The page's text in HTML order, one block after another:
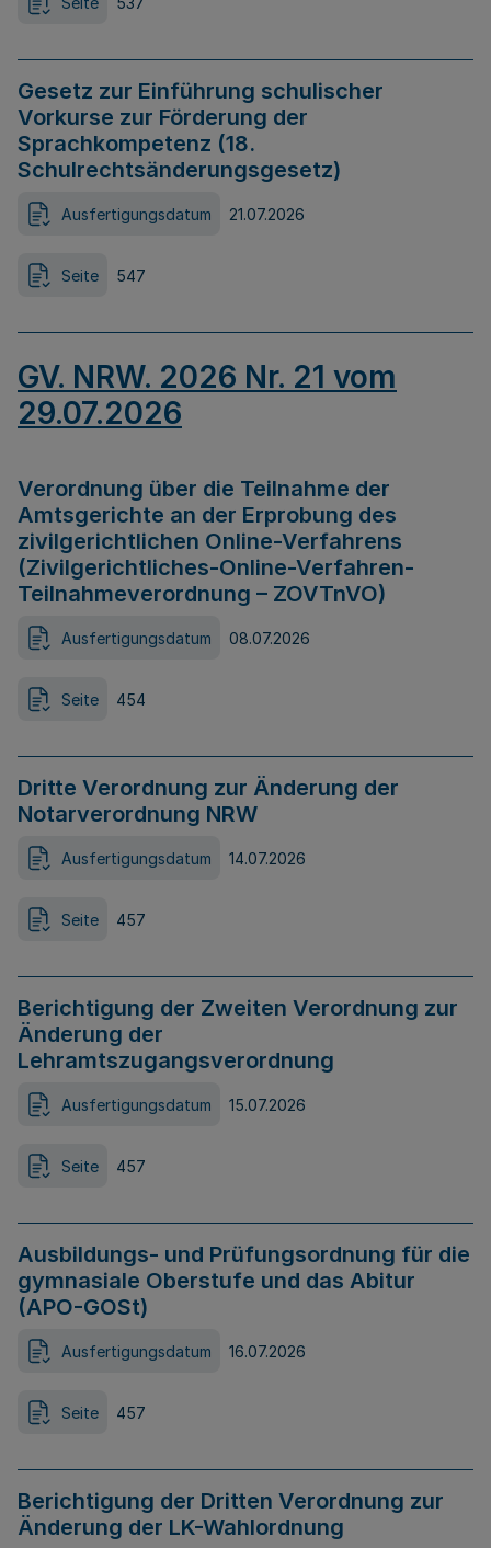
Gesetz zur Einführung schulischer
Vorkurse zur Förderung der
Sprachkompetenz (18.
Schulrechtsänderungsgesetz)
Ausfertigungsdatum 21.07.2026
Seite 547
GV. NRW. 2026 Nr. 21 vom
29.07.2026
Verordnung über die Teilnahme der
Amtsgerichte an der Erprobung des
zivilgerichtlichen Online-Verfahrens
(Zivilgerichtliches-Online-Verfahren-
Teilnahmeverordnung – ZOVTnVO)
Ausfertigungsdatum 08.07.2026
Seite 454
Dritte Verordnung zur Änderung der
Notarverordnung NRW
Ausfertigungsdatum 14.07.2026
Seite 457
Berichtigung der Zweiten Verordnung zur
Änderung der
Lehramtszugangsverordnung
Ausfertigungsdatum 15.07.2026
Seite 457
Ausbildungs- und Prüfungsordnung für die
gymnasiale Oberstufe und das Abitur
(APO-GOSt)
Ausfertigungsdatum 16.07.2026
Seite 457
Berichtigung der Dritten Verordnung zur
Änderung der LK-Wahlordnung